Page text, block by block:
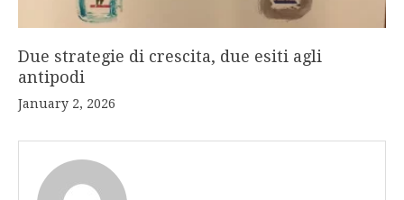
Due strategie di crescita, due esiti agli
antipodi
January 2, 2026